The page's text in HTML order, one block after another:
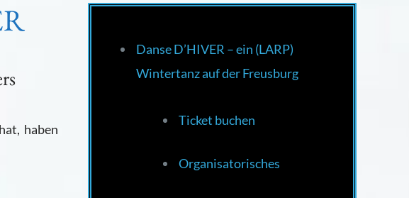
haben
Danse D’HIVER – ein (LARP)
Wintertanz auf der Freusburg
Ticket buchen
Organisatorisches